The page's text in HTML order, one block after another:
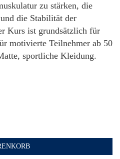
zu stärken, die
die Stabilität der
Kurs ist grundsätzlich für
motivierte Teilnehmer ab 50
sportliche Kleidung.